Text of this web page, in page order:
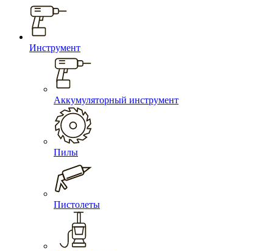
Инструмент
Аккумуляторный инструмент
Пилы
Пистолеты